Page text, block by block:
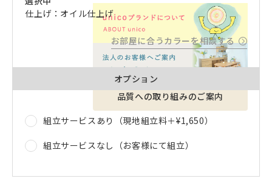
品質への取り組みのご案内
仕上げ：オイル仕上げ
お部屋に合うカラーを相談する
オプション
組立サービスあり（現地組立料＋¥1,650）
組立サービスなし（お客様にて組立）